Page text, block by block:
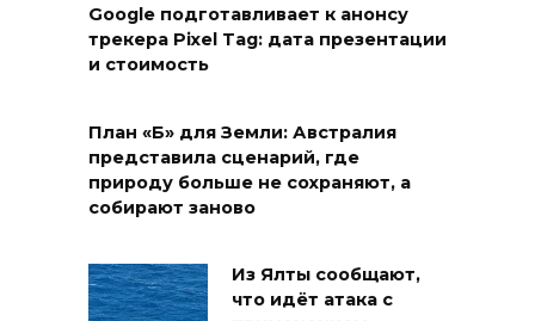
Google подготавливает к анонсу
трекера Pixel Tag: дата презентации
и стоимость
План «Б» для Земли: Австралия
представила сценарий, где
природу больше не сохраняют, а
собирают заново
Из Ялты сообщают,
что идёт атака с